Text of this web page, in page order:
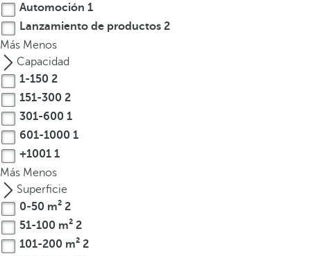
t
e
r
e
,
p
u
e
d
e
s
p
u
l
Automoción 1
Lanzamiento de productos 2
Más Menos
Capacidad
1-150 2
151-300 2
301-600 1
601-1000 1
+1001 1
Más Menos
Superficie
0-50 m² 2
51-100 m² 2
101-200 m² 2